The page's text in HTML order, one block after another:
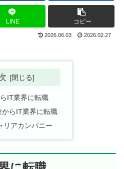
LINE コピー
2026.06.03 2026.02.27
IT業界に転職
からIT業界に転職
リアカンパニー